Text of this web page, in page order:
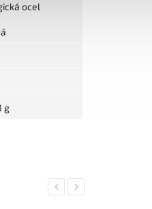
ocel
g
Previous
Next